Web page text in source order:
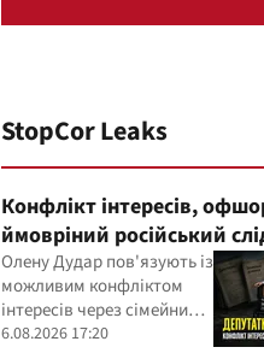
StopCor Leaks
Конфлікт інтересів,
ймовріний російський
Олена Дудар
Олену Дудар пов'язують із
можливим конфліктом
інтересів через сімейний
будівельний бізнес,
6.08.2026 17:20